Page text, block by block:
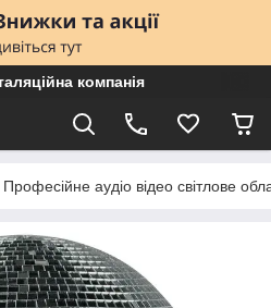
компанія
Професійне аудіо відео світлове